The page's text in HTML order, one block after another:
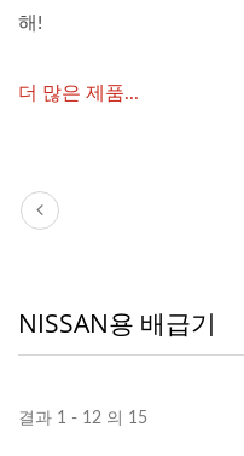
해!
더 많은 제품...
NISSAN용 배급기
결과 1 - 12 의 15